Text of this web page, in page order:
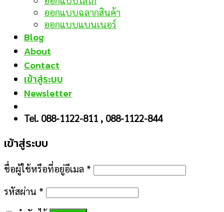
ออกแบบฉลากสินค้า
ออกแบบแบนเนอร์
Blog
About
Contact
เข้าสู่ระบบ
Newsletter
Tel. 088-1122-811 , 088-1122-844
เข้าสู่ระบบ
ชื่อผู้ใช้หรือที่อยู่อีเมล *
รหัสผ่าน *